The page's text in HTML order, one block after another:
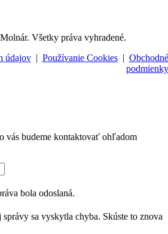
Všetky práva vyhradené.
údajov| Používanie Cookies| Obchodné
podmienky
vás budeme kontaktovať ohľadom
bola odoslaná.
sa vyskytla chyba. Skúste to znova